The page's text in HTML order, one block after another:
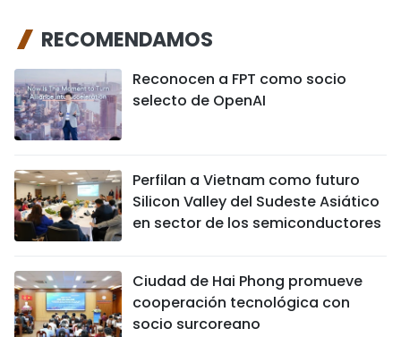
RECOMENDAMOS
Reconocen a FPT como socio
selecto de OpenAI
Perfilan a Vietnam como futuro
Silicon Valley del Sudeste Asiático
en sector de los semiconductores
Ciudad de Hai Phong promueve
cooperación tecnológica con
socio surcoreano